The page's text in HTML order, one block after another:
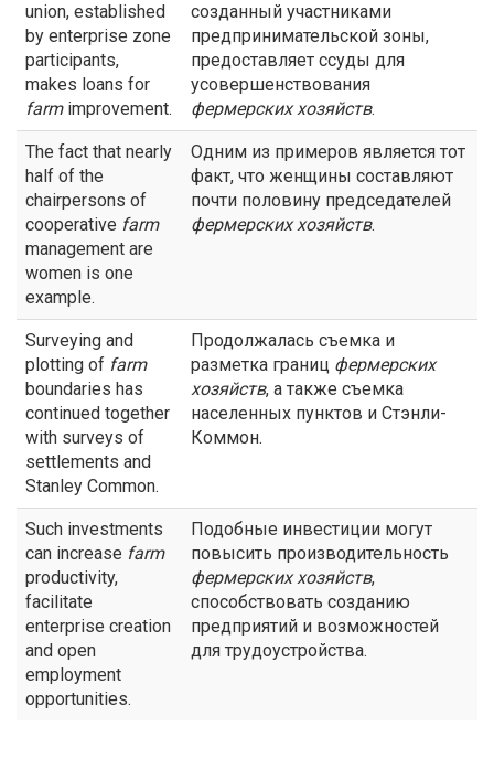
union, established
by enterprise zone
participants,
makes loans for
farmimprovement.
созданный участниками
предпринимательской зоны,
предоставляет ссуды для
усовершенствования
фермерских хозяйств.
The fact that nearly
half of the
chairpersons of
cooperative farm
management are
women is one
example.
Одним из примеров является тот
факт, что женщины составляют
почти половину председателей
фермерских хозяйств.
Surveying and
plotting of farm
boundaries has
continued together
with surveys of
settlements and
Stanley Common.
Продолжалась съемка и
разметка границ фермерских
хозяйств, а также съемка
населенных пунктов и Стэнли-
Коммон.
Such investments
can increase farm
productivity,
facilitate
enterprise creation
and open
employment
opportunities.
Подобные инвестиции могут
повысить производительность
фермерских хозяйств,
способствовать созданию
предприятий и возможностей
для трудоустройства.